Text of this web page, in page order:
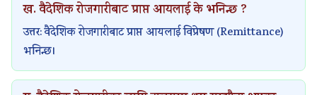
ख. वैदेशिक रोजगारीबाट प्राप्त आयलाई के भनिन्छ ?
उत्तर: वैदेशिक रोजगारीबाट प्राप्त आयलाई विप्रेषण (Remittance)
भनिन्छ।